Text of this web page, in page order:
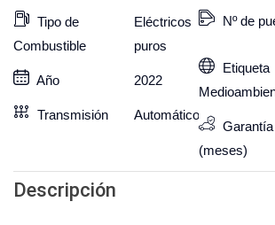
Tipo de
Combustible
Eléctricos
puros
Año 2022
Transmisión Automático
Nº de
Etiqueta
Garantía
(meses)
Descripción